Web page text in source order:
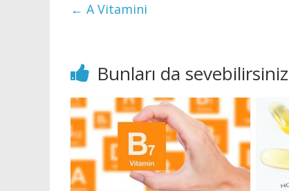
← A Vitamini
Bunları da sevebilirsiniz